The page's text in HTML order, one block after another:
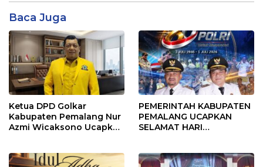
Baca Juga
Ketua DPD Golkar
Kabupaten Pemalang Nur
Azmi Wicaksono Ucapkan
PEMERINTAH KABUPATEN
PEMALANG UCAPKAN
SELAMAT HARI